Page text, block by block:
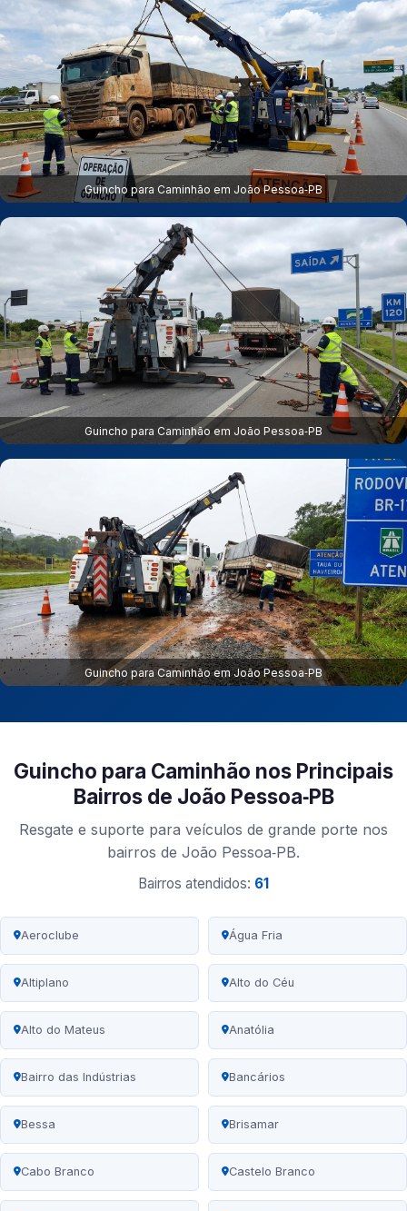
Guincho para Caminhão em João Pessoa‑PB
Guincho para Caminhão em João Pessoa‑PB
Guincho para Caminhão em João Pessoa‑PB
Guincho para Caminhão nos Principais
Bairros de João Pessoa‑PB
Resgate e suporte para veículos de grande porte nos
bairros de João Pessoa‑PB.
Bairros atendidos: 61
Aeroclube Água Fria
Altiplano Alto do Céu
Alto do Mateus Anatólia
Bairro das Indústrias Bancários
Bessa Brisamar
Cabo Branco Castelo Branco